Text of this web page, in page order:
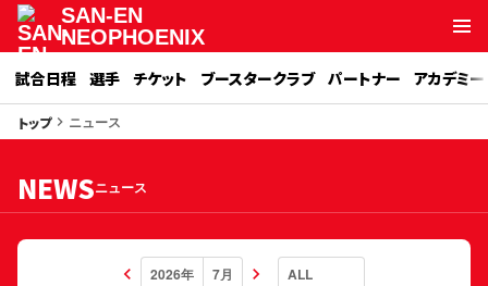
SAN-EN
NEOPHOENIX
試合日程 選手 チケット ブースタークラブ パートナー アカデミー
トップkeyboard_arrow_right ニュース
NEWSニュース
keyboard_arrow_left keyboard_arrow_right